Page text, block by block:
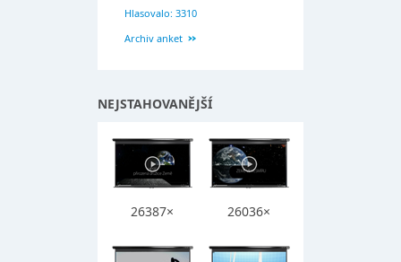
Hlasovalo: 3310
Archiv anket
NEJSTAHOVANĚJŠÍ
26387× 26036×